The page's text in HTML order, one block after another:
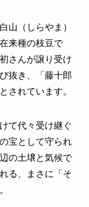
山（しらやま）
来種の枝豆で
さんが譲り受け
抜き、「藤十郎
されています。
て代々受け継ぐ
宝として守られ
の土壌と気候で
る、まさに「そ